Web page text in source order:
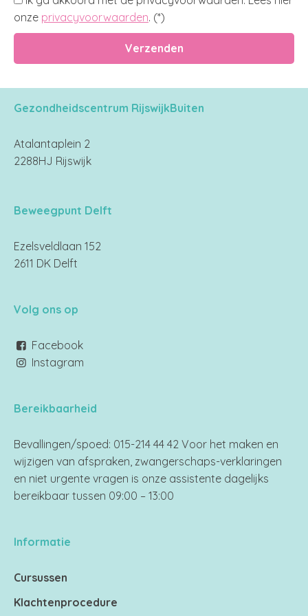
onze privacyvoorwaarden. (*)
Gezondheidscentrum RijswijkBuiten
Atalantaplein 2
2288HJ Rijswijk
Beweegpunt Delft
Ezelsveldlaan 152
2611 DK Delft
Volg ons op
Facebook
Instagram
Bereikbaarheid
Bevallingen/spoed: 015-214 44 42 Voor het maken en
wijzigen van afspraken, zwangerschaps-verklaringen
en niet urgente vragen is onze assistente dagelijks
bereikbaar tussen 09:00 – 13:00
Informatie
Cursussen
Klachtenprocedure